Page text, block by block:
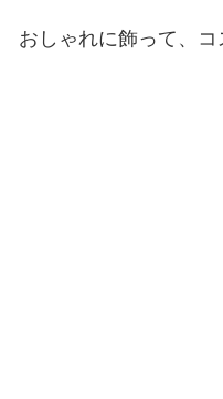
おしゃれに飾って、コ